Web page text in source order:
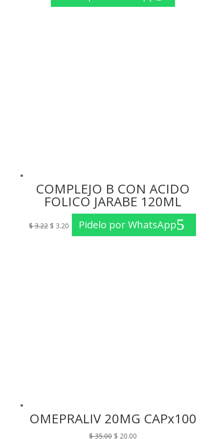
COMPLEJO B CON ACIDO
FOLICO JARABE 120ML
$3.22
precio
$ 3.20
precioPidelo por WhatsApp
OMEPRALIV 20MG CAPx100
$35.00 El
$ 20.00El